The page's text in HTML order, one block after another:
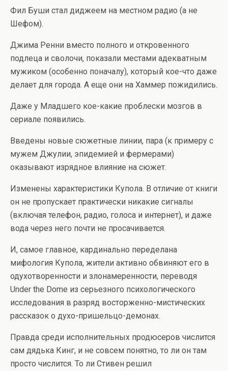
Фил Буши стал диджеем на местном радио (а не
Шефом).
Джима Ренни вместо полного и откровенного
подлеца и сволочи, показали местами адекватным
мужиком (особенно поначалу), который кое-что даже
делает для города. А еще они на Хаммер пожидились.
Даже у Младшего кое-какие проблески мозгов в
сериале появились.
Введены новые сюжетные линии, пара (к примеру с
мужем Джулии, эпидемией и фермерами)
оказывают изрядное влияние на сюжет.
Изменены характеристики Купола. В отличие от книги
он не пропускает практически никакие сигналы
(включая телефон, радио, голоса и интернет), и даже
вода через него почти не просачивается.
И, самое главное, кардинально переделана
мифология Купола, жители активно обвиняют его в
одухотворенности и злонамеренности, переводя
Under the Dome из серьезного психологического
исследования в разряд восторженно-мистических
рассказок о духо-пришельцо-демонах.
Правда среди исполнительных продюсеров числится
сам дядька Кинг, и не совсем понятно, то ли он там
просто числится. То ли Стивен решил